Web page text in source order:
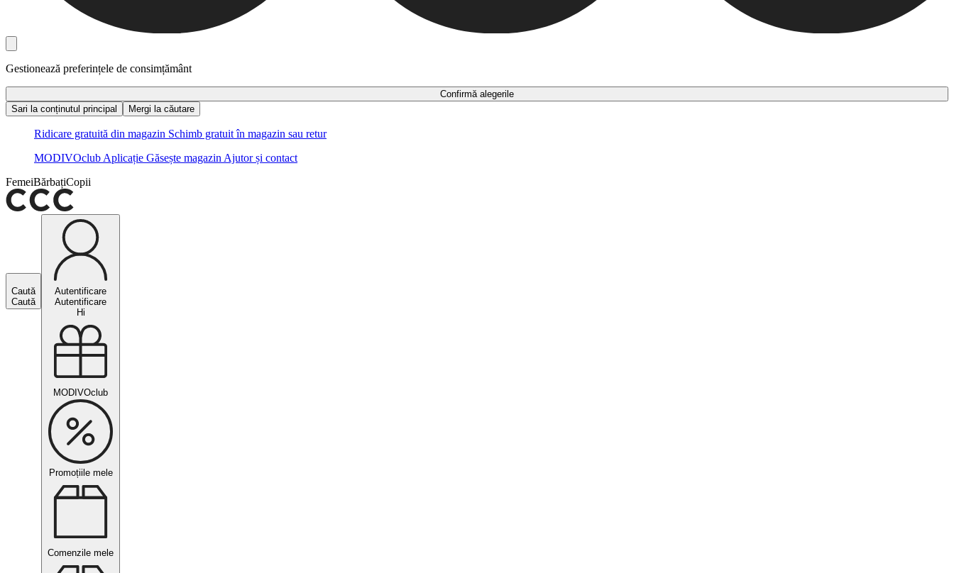
Gestionează preferințele de consimțământ
Confirmă alegerile
Sari la conținutul principal
Mergi la căutare
Ridicare gratuită din magazin Schimb gratuit în magazin sau retur
MODIVOclub Aplicație Găsește magazin Ajutor și contact
FemeiBărbațiCopii
Caută
Caută
Autentificare
Autentificare
Hi
MODIVOclub
Promoțiile mele
Comenzile mele